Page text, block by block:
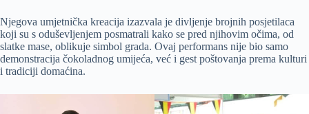
Njegova umjetnička kreacija izazvala je divljenje brojnih posjetilaca
koji su s oduševljenjem posmatrali kako se pred njihovim očima, od
slatke mase, oblikuje simbol grada. Ovaj performans nije bio samo
demonstracija čokoladnog umijeća, već i gest poštovanja prema kulturi
i tradiciji domaćina.